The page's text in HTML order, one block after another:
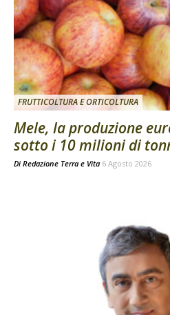
FRUTTICOLTURA E ORTICOLTURA
Mele, la produzione
sotto i 10 milioni di
Di Redazione Terra e Vita 6 Agosto 2026